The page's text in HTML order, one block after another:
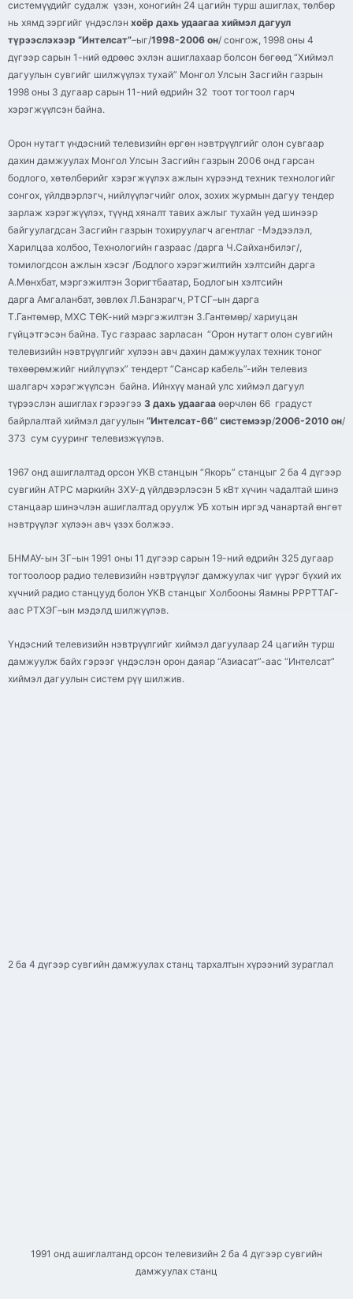
системүүдийг судалж үзэн, хоногийн 24 цагийн турш ашиглах, төлбөр
нь хямд зэргийг үндэслэн хоёр дахь удаагаа хиймэл дагуул
түрээслэхээр “Интелсат”–ыг/1998-2006 он/ сонгож, 1998 оны 4
дүгээр сарын 1-ний өдрөөс эхлэн ашиглахаар болсон бөгөөд “Хиймэл
дагуулын сувгийг шилжүүлэх тухай” Монгол Улсын Засгийн газрын
1998 оны 3 дугаар сарын 11-ний өдрийн 32 тоот тогтоол гарч
хэрэгжүүлсэн байна.
Орон нутагт үндэсний телевизийн өргөн нэвтрүүлгийг олон сувгаар
дахин дамжуулах Монгол Улсын Засгийн газрын 2006 онд гарсан
бодлого, хөтөлбөрийг хэрэгжүүлэх ажлын хүрээнд техник технологийг
сонгох, үйлдвэрлэгч, нийлүүлэгчийг олох, зохих журмын дагуу тендер
зарлаж хэрэгжүүлэх, түүнд хяналт тавих ажлыг тухайн үед шинээр
байгуулагдсан Засгийн газрын тохируулагч агентлаг -Мэдээлэл,
Харилцаа холбоо, Технологийн газраас /дарга Ч.Сайханбилэг/,
томилогдсон ажлын хэсэг /Бодлого хэрэгжилтийн хэлтсийн дарга
А.Мөнхбат, мэргэжилтэн Зоригтбаатар, Бодлогын хэлтсийн
дарга Амгаланбат, зөвлөх Л.Банзрагч, РТСГ–ын дарга
Т.Гантөмөр, МХС ТӨК-ний мэргэжилтэн З.Гантөмөр/ хариуцан
гүйцэтгэсэн байна. Тус газраас зарласан “Орон нутагт олон сувгийн
телевизийн нэвтрүүлгийг хүлээн авч дахин дамжуулах техник тоног
төхөөрөмжийг нийлүүлэх” тендерт “Сансар кабель”-ийн телевиз
шалгарч хэрэгжүүлсэн байна. Ийнхүү манай улс хиймэл дагуул
түрээслэн ашиглах гэрээгээ 3 дахь удаагаа өөрчлөн 66 градуст
байрлалтай хиймэл дагуулын “Интелсат-66” системээр/2006-2010 он/
373 сум сууринг телевизжүүлэв.
1967 онд ашиглалтад орсон УКВ станцын “Якорь” станцыг 2 ба 4 дүгээр
сувгийн АТРС маркийн ЗХУ-д үйлдвэрлэсэн 5 кВт хүчин чадалтай шинэ
станцаар шинэчлэн ашиглалтад оруулж УБ хотын иргэд чанартай өнгөт
нэвтрүүлэг хүлээн авч үзэх болжээ.
БНМАУ-ын ЗГ–ын 1991 оны 11 дүгээр сарын 19-ний өдрийн 325 дугаар
тогтоолоор радио телевизийн нэвтрүүлэг дамжуулах чиг үүрэг бүхий их
хүчний радио станцууд болон УКВ станцыг Холбооны Яамны РРРТТАГ-
аас РТХЭГ–ын мэдэлд шилжүүлэв.
Үндэсний телевизийн нэвтрүүлгийг хиймэл дагуулаар 24 цагийн турш
дамжуулж байх гэрээг үндэслэн орон даяар “Азиасат”-аас “Интелсат”
хиймэл дагуулын систем рүү шилжив.
2 ба 4 дүгээр сувгийн дамжуулах станц тархалтын хүрээний зураглал
1991 онд ашиглалтанд орсон телевизийн 2 ба 4 дүгээр сувгийн
дамжуулах станц